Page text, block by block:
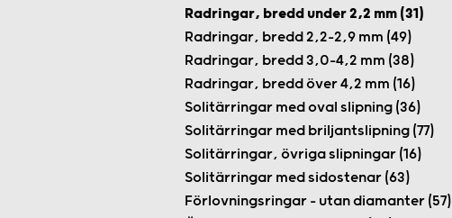
Radringar, bredd under 2,2 mm (31)
Radringar, bredd 2,2–2,9 mm (49)
Radringar, bredd 3,0–4,2 mm (38)
Radringar, bredd över 4,2 mm (16)
Solitärringar med oval slipning (36)
Solitärringar med briljantslipning (77)
Solitärringar, övriga slipningar (16)
Solitärringar med sidostenar (63)
Förlovningsringar – utan diamanter (57)